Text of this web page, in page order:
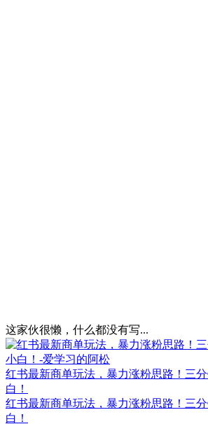
这家伙很懒，什么都没有写...
红书最新商单玩法，暴力涨粉思路！三
白！
红书最新商单玩法，暴力涨粉思路！三
白！